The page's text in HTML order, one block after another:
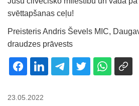
svēttapšanas ceļu!
Preisteris Andris Ševels MIC,
draudzes prāvests
23.05.2022